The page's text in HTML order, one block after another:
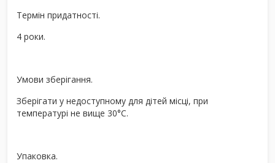
Термін придатності.
4 роки.
Умови зберігання.
Зберігати у недоступному для дітей місці, при
температурі не вище 30°С.
Упаковка.